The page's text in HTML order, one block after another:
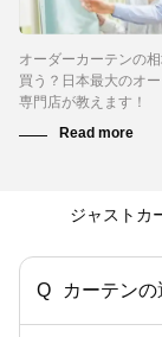
オーダーカーテンの
買う？日本最大のオ
専門店が教えます！
ジャストカ
カーテンの